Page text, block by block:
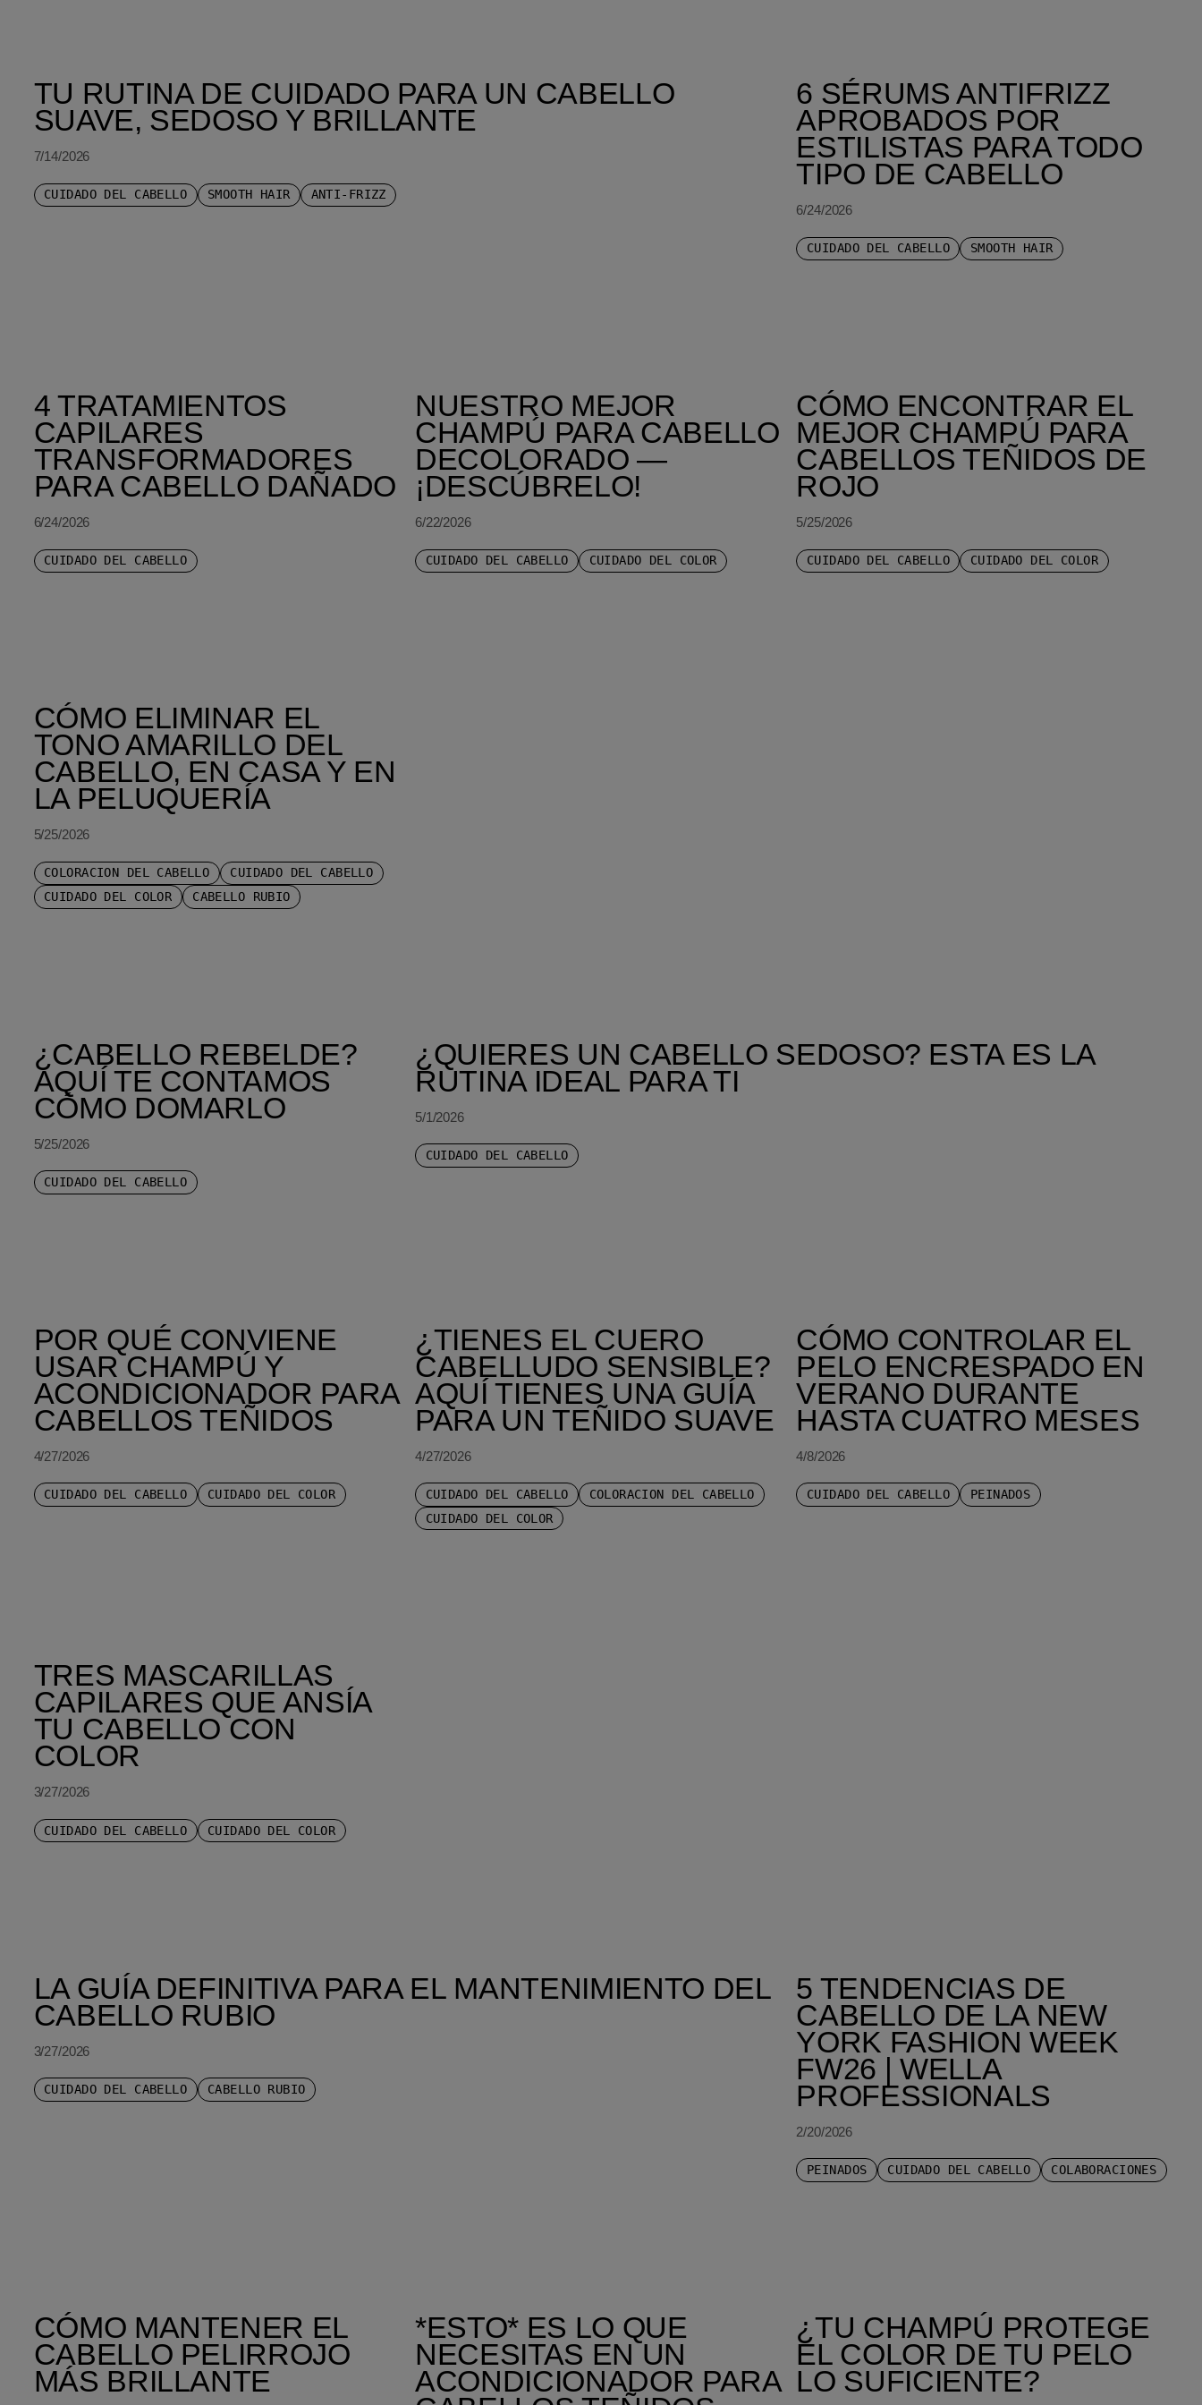
TU RUTINA DE CUIDADO PARA UN CABELLO
SUAVE, SEDOSO Y BRILLANTE
7/14/2026
CUIDADO DEL CABELLO SMOOTH HAIR ANTI-FRIZZ
6 SÉRUMS ANTIFRIZZ
APROBADOS POR
ESTILISTAS PARA TODO
TIPO DE CABELLO
6/24/2026
CUIDADO DEL CABELLO SMOOTH HAIR
4 TRATAMIENTOS
CAPILARES
TRANSFORMADORES
PARA CABELLO DAÑADO
6/24/2026
CUIDADO DEL CABELLO
NUESTRO MEJOR
CHAMPÚ PARA CABELLO
DECOLORADO —
¡DESCÚBRELO!
6/22/2026
CUIDADO DEL CABELLO CUIDADO DEL COLOR
CÓMO ENCONTRAR EL
MEJOR CHAMPÚ PARA
CABELLOS TEÑIDOS DE
ROJO
5/25/2026
CUIDADO DEL CABELLO CUIDADO DEL COLOR
CÓMO ELIMINAR EL
TONO AMARILLO DEL
CABELLO, EN CASA Y EN
LA PELUQUERÍA
5/25/2026
COLORACIÓN DEL CABELLO
CUIDADO DEL CABELLO
CUIDADO DEL COLOR
CABELLO RUBIO
¿CABELLO REBELDE?
AQUÍ TE CONTAMOS
CÓMO DOMARLO
5/25/2026
CUIDADO DEL CABELLO
¿QUIERES UN CABELLO SEDOSO? ESTA ES LA
RUTINA IDEAL PARA TI
5/1/2026
CUIDADO DEL CABELLO
POR QUÉ CONVIENE
USAR CHAMPÚ Y
ACONDICIONADOR PARA
CABELLOS TEÑIDOS
4/27/2026
CUIDADO DEL CABELLO CUIDADO DEL COLOR
¿TIENES EL CUERO
CABELLUDO SENSIBLE?
AQUÍ TIENES UNA GUÍA
PARA UN TEÑIDO SUAVE
4/27/2026
CUIDADO DEL CABELLO
COLORACIÓN DEL CABELLO
CUIDADO DEL COLOR
CÓMO CONTROLAR EL
PELO ENCRESPADO EN
VERANO DURANTE
HASTA CUATRO MESES
4/8/2026
CUIDADO DEL CABELLO PEINADOS
TRES MASCARILLAS
CAPILARES QUE ANSÍA
TU CABELLO CON
COLOR
3/27/2026
CUIDADO DEL CABELLO CUIDADO DEL COLOR
LA GUÍA DEFINITIVA PARA EL MANTENIMIENTO DEL
CABELLO RUBIO
3/27/2026
CUIDADO DEL CABELLO CABELLO RUBIO
5 TENDENCIAS DE
CABELLO DE LA NEW
YORK FASHION WEEK
FW26 | WELLA
PROFESSIONALS
2/20/2026
PEINADOS CUIDADO DEL CABELLO COLABORACIONES
CÓMO MANTENER EL
CABELLO PELIRROJO
MÁS BRILLANTE
*ESTO* ES LO QUE
NECESITAS EN UN
ACONDICIONADOR PARA
¿TU CHAMPÚ PROTEGE
EL COLOR DE TU PELO
LO SUFICIENTE?